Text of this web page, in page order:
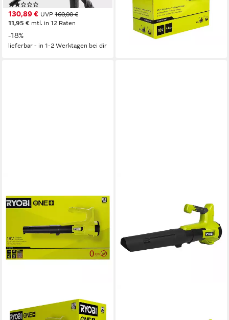
130,89 € UVP 160,00 €
11,95 € mtl. in 12 Raten
-18%
lieferbar - in 1-2 Werktagen bei dir
135,89 €
12,41 €mtl. in 12 Raten
lieferbar - in 3-4 Werktagen bei dir